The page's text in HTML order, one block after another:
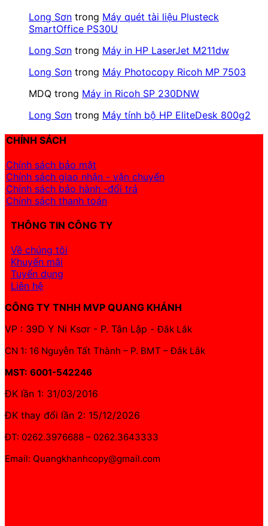
Long Sơn trong Máy quét tài liệu Plusteck
SmartOffice PS30U
Long Sơn trong Máy in HP LaserJet M211dw
Long Sơn trong Máy Photocopy Ricoh MP 7503
MDQ trong Máy in Ricoh SP 230DNW
Long Sơn trong Máy tính bộ HP EliteDesk 800g2
CHÍNH SÁCH
Chính sách bảo mật
Chính sách giao nhận - vận chuyển
Chính sách bảo hành -đổi trả
Chính sách thanh toán
THÔNG TIN CÔNG TY
Về chúng tôi
Khuyến mãi
Tuyển dụng
Liên hệ
CÔNG TY TNHH MVP QUANG KHÁNH
VP : 39D Y Ni Ksơr - P. Tân Lập -Đắk Lắk
CN 1: 16 Nguyễn Tất Thành – P. BMT – Đắk Lắk
MST: 6001-542246
ĐK lần 1: 31/03/2016
ĐK thay đổi lần 2: 15/12/2026
ĐT: 0262.3976688 – 0262.3643333
Email: Quangkhanhcopy@gmail.com